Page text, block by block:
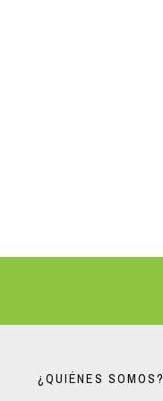
¿QUIÉNES SOMOS?